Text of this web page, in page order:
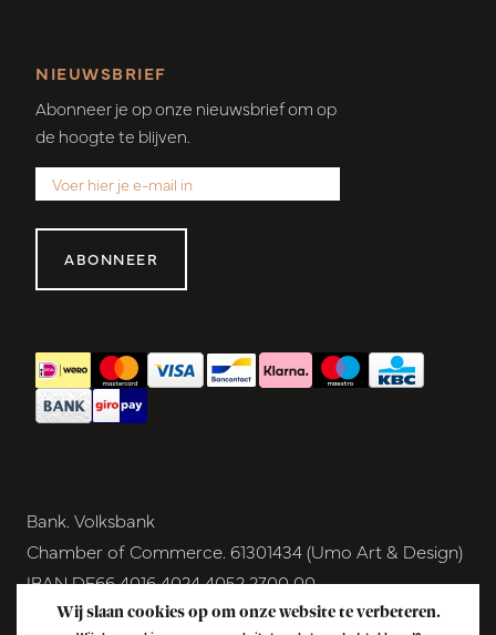
NIEUWSBRIEF
Abonneer je op onze nieuwsbrief om op
de hoogte te blijven.
ABONNEER
Bank. Volksbank
Chamber of Commerce. 61301434 (Umo Art & Design)
IBAN DE66 4016 4024 4052 2700 00
BIC GENODEM1GRN
Wij slaan cookies op om onze website te verbeteren.